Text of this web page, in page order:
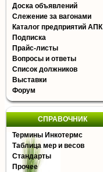
Доска объявлений
Слежение за вагонами
Каталог предприятий АПК
Подписка
Прайс-листы
Вопросы и ответы
Список должников
Выставки
Форум
СПРАВОЧНИК
Термины Инкотермс
Таблица мер и весов
Стандарты
Прочее